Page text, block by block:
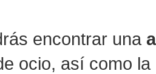
encontrar una
ocio, así como